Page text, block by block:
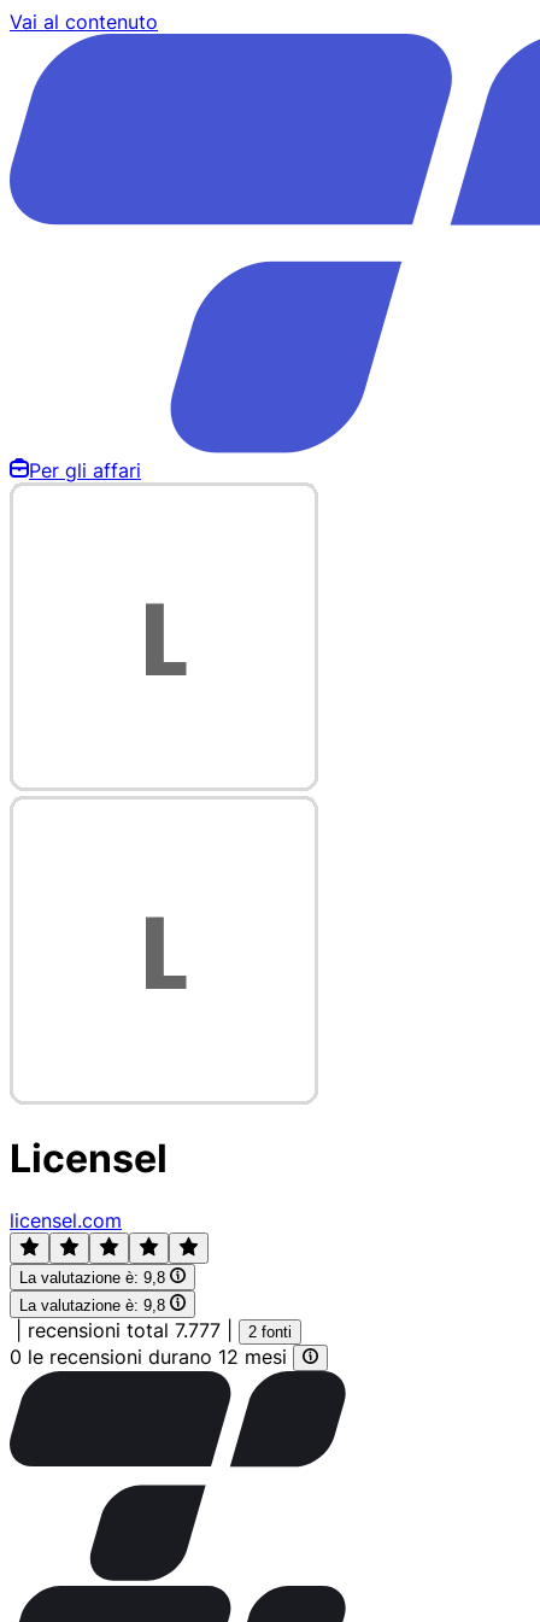
Vai al contenuto
Per gli affari
Licensel
licensel.com
La valutazione è: 9,8
La valutazione è: 9,8
recensioni total 7.777 2 fonti
0 le recensioni durano 12 mesi